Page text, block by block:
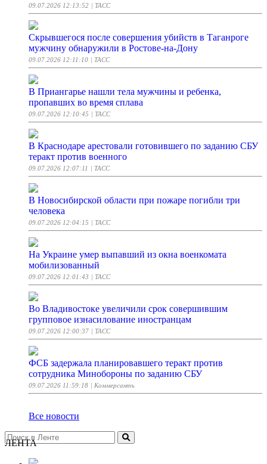
09.07.2026 12:13:52 | ТАСС
Скрывшегося после совершения убийств в Таганроге
мужчину обнаружили в Ростове-на-Дону
09.07.2026 12:11:10 | ТАСС
В Приангарье нашли тела мужчины и ребенка,
пропавших во время сплава
09.07.2026 12:10:45 | ТАСС
В Краснодаре арестовали готовившего по заданию СБУ
теракт против военного
09.07.2026 12:07:11 | ТАСС
В Новосибирской области при пожаре погибли три
человека
09.07.2026 12:04:15 | ТАСС
На Украине умер выпавший из окна военкомата
мобилизованный
09.07.2026 12:01:43 | ТАСС
Во Владивостоке увеличили срок совершившим
групповое изнасилование иностранцам
09.07.2026 12:00:37 | ТАСС
ФСБ задержала планировавшего теракт против
сотрудника Минобороны по заданию СБУ
09.07.2026 11:59:18 | Коммерсантъ
Все новости
ЛЕНТА